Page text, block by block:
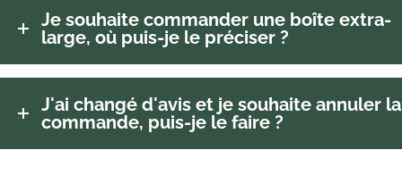
Je souhaite commander une boîte extra-
large, où puis-je le préciser ?
J'ai changé d'avis et je souhaite annuler la
commande, puis-je le faire ?